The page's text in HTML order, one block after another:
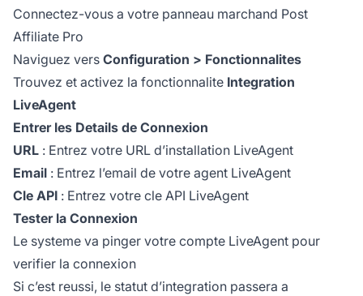
Connectez-vous a votre panneau marchand Post
Affiliate Pro
Naviguez vers Configuration > Fonctionnalites
Trouvez et activez la fonctionnalite Integration
LiveAgent
Entrer les Details de Connexion
URL : Entrez votre URL d’installation LiveAgent
Email : Entrez l’email de votre agent LiveAgent
Cle API : Entrez votre cle API LiveAgent
Tester la Connexion
Le systeme va pinger votre compte LiveAgent pour
verifier la connexion
Si c’est reussi, le statut d’integration passera a